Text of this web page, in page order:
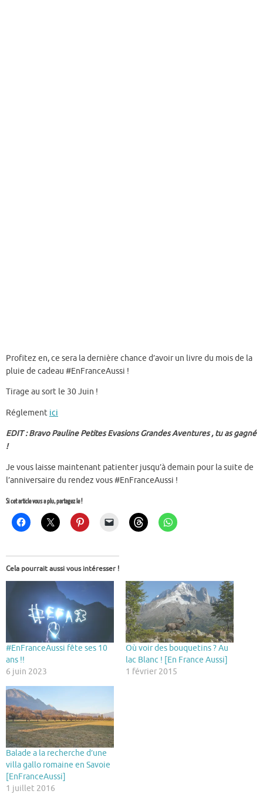
Profitez en, ce sera la dernière chance d’avoir un livre du mois de la
pluie de cadeau #EnFranceAussi !
Tirage au sort le 30 Juin !
Réglement ici
EDIT : Bravo Pauline Petites Evasions Grandes Aventures , tu as gagné
!
Je vous laisse maintenant patienter jusqu’à demain pour la suite de
l’anniversaire du rendez vous #EnFranceAussi !
Si cet article vous a plu, partagez le !
Cela pourrait aussi vous intéresser !
#EnFranceAussi fête ses 10
ans !!
6 juin 2023
Où voir des bouquetins ? Au
lac Blanc ! [En France Aussi]
1 février 2015
Balade a la recherche d’une
villa gallo romaine en Savoie
[EnFranceAussi]
1 juillet 2016